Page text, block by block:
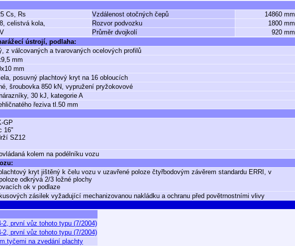
Cs, Rs Vzdálenost otočných čepů
14860 mm
celistvá kola, Rozvor podvozku
1800 mm
Průměr dvojkolí
920 mm
ústrojí, podlaha:
z válcovaných a tvarovaných ocelových profilů
mm
mm
posuvný plachtový kryt na 16 obloucích
šroubovka 850 kN, vypružení pryžokovové
30 kJ, kategorie A
řeziva tl.50 mm
GP
16"
SZ12
kolem na podélníku vozu
kryt jištěný k čelu vozu v uzavřené poloze čtyřbodovým závěrem standardu ERRI, v
odkrývá 2/3 ložné plochy
ok v podlaze
zásilek vyžadující mechanizovanou nakládku a ochranu před povětrnostními vlivy
2, první vůz tohoto typu (7/2004)
2, první vůz tohoto typu (7/2004)
na zvedání plachty